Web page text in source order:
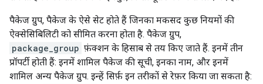
पैकेज ग्रुप, पैकेज के ऐसे सेट होते हैं जिनका मकसद कुछ नियमों की
ऐक्सेसिबिलिटी को सीमित करना होता है. पैकेज ग्रुप,
package_group फ़ंक्शन के हिसाब से तय किए जाते हैं. इनमें तीन
प्रॉपर्टी होती हैं: इनमें शामिल पैकेज की सूची, इनका नाम, और इनमें
शामिल अन्य पैकेज ग्रुप. इन्हें सिर्फ़ इन तरीकों से रेफ़र किया जा सकता है: